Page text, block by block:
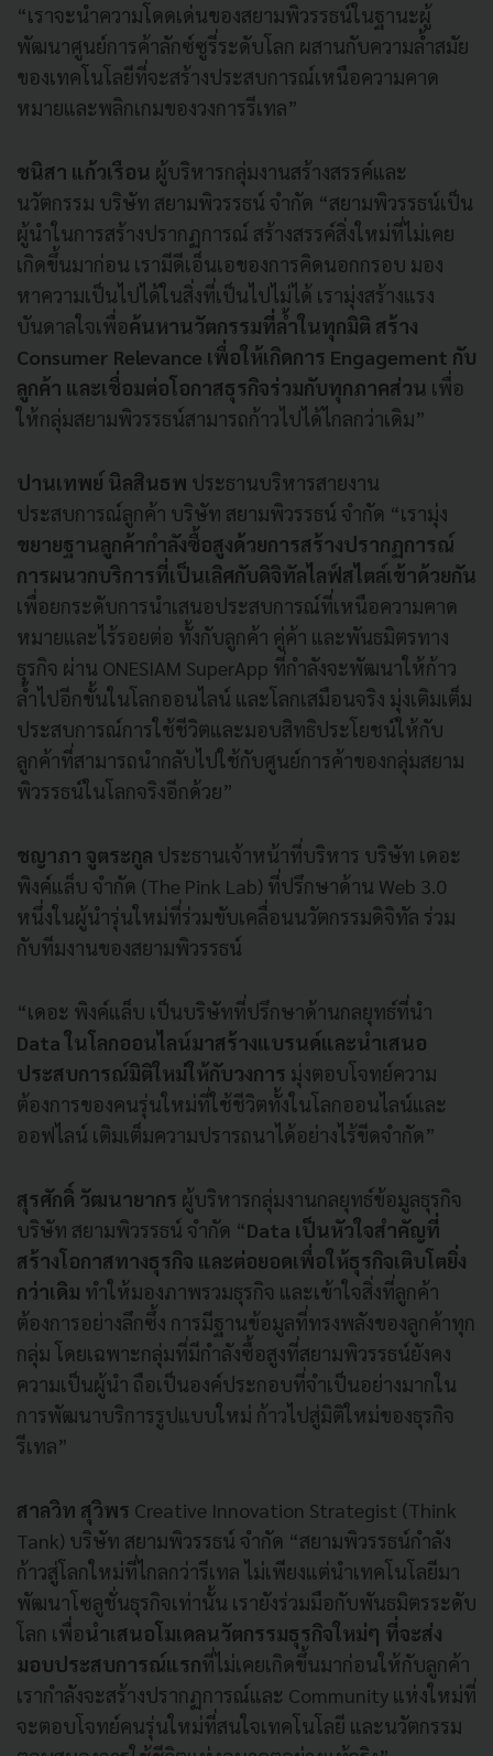
“เราจะนำความโดดเด่นของสยามพิวรรธน์ในฐานะผู้
พัฒนาศูนย์การค้าลักซ์ซูรี่ระดับโลก ผสานกับความล้ำสมัย
ของเทคโนโลยีที่จะสร้างประสบการณ์เหนือความคาด
หมายและพลิกเกมของวงการรีเทล”
ชนิสา แก้วเรือน ผู้บริหารกลุ่มงานสร้างสรรค์และ
นวัตกรรม บริษัท สยามพิวรรธน์ จำกัด “สยามพิวรรธน์เป็น
ผู้นำในการสร้างปรากฏการณ์ สร้างสรรค์สิ่งใหม่ที่ไม่เคย
เกิดขึ้นมาก่อน เรามีดีเอ็นเอของการคิดนอกกรอบ มอง
หาความเป็นไปได้ในสิ่งที่เป็นไปไม่ได้ เรามุ่งสร้างแรง
บันดาลใจเพื่อค้นหานวัตกรรมที่ล้ำในทุกมิติ สร้าง
Consumer Relevance เพื่อให้เกิดการ Engagement กับ
ลูกค้า และเชื่อมต่อโอกาสธุรกิจร่วมกับทุกภาคส่วน เพื่อ
ให้กลุ่มสยามพิวรรธน์สามารถก้าวไปได้ไกลกว่าเดิม”
ปานเทพย์ นิลสินธพ ประธานบริหารสายงาน
ประสบการณ์ลูกค้า บริษัท สยามพิวรรธน์ จำกัด “เรามุ่ง
ขยายฐานลูกค้ากำลังซื้อสูงด้วยการสร้างปรากฏการณ์
การผนวกบริการที่เป็นเลิศกับดิจิทัลไลฟ์สไตล์เข้าด้วยกัน
เพื่อยกระดับการนำเสนอประสบการณ์ที่เหนือความคาด
หมายและไร้รอยต่อ ทั้งกับลูกค้า คู่ค้า และพันธมิตรทาง
ธุรกิจ ผ่าน ONESIAM SuperApp ที่กำลังจะพัฒนาให้ก้าว
ล้ำไปอีกขั้นในโลกออนไลน์ และโลกเสมือนจริง มุ่งเติมเต็ม
ประสบการณ์การใช้ชีวิตและมอบสิทธิประโยชน์ให้กับ
ลูกค้าที่สามารถนำกลับไปใช้กับศูนย์การค้าของกลุ่มสยาม
พิวรรธน์ในโลกจริงอีกด้วย”
ชญาภา จูตระกูล ประธานเจ้าหน้าที่บริหาร บริษัท เดอะ
พิงค์แล็บ จำกัด (The Pink Lab) ที่ปรึกษาด้าน Web 3.0
หนึ่งในผู้นำรุ่นใหม่ที่ร่วมขับเคลื่อนนวัตกรรมดิจิทัล ร่วม
กับทีมงานของสยามพิวรรธน์
“เดอะ พิงค์แล็บ เป็นบริษัทที่ปรึกษาด้านกลยุทธ์ที่นำ
Data ในโลกออนไลน์มาสร้างแบรนด์และนำเสนอ
ประสบการณ์มิติใหม่ให้กับวงการ มุ่งตอบโจทย์ความ
ต้องการของคนรุ่นใหม่ที่ใช้ชีวิตทั้งในโลกออนไลน์และ
ออฟไลน์ เติมเต็มความปรารถนาได้อย่างไร้ขีดจำกัด”
สุรศักดิ์ วัฒนายากร ผู้บริหารกลุ่มงานกลยุทธ์ข้อมูลธุรกิจ
บริษัท สยามพิวรรธน์ จำกัด “Data เป็นหัวใจสำคัญที่
สร้างโอกาสทางธุรกิจ และต่อยอดเพื่อให้ธุรกิจเติบโตยิ่ง
กว่าเดิม ทำให้มองภาพรวมธุรกิจ และเข้าใจสิ่งที่ลูกค้า
ต้องการอย่างลึกซึ้ง การมีฐานข้อมูลที่ทรงพลังของลูกค้าทุก
กลุ่ม โดยเฉพาะกลุ่มที่มีกำลังซื้อสูงที่สยามพิวรรธน์ยังคง
ความเป็นผู้นำ ถือเป็นองค์ประกอบที่จำเป็นอย่างมากใน
การพัฒนาบริการรูปแบบใหม่ ก้าวไปสู่มิติใหม่ของธุรกิจ
รีเทล”
สาลวิท สุวิพร Creative Innovation Strategist (Think
Tank) บริษัท สยามพิวรรธน์ จำกัด “สยามพิวรรธน์กำลัง
ก้าวสู่โลกใหม่ที่ไกลกว่ารีเทล ไม่เพียงแต่นำเทคโนโลยีมา
พัฒนาโซลูชั่นธุรกิจเท่านั้น เรายังร่วมมือกับพันธมิตรระดับ
โลก เพื่อนำเสนอโมเดลนวัตกรรมธุรกิจใหม่ๆ ที่จะส่ง
มอบประสบการณ์แรกที่ไม่เคยเกิดขึ้นมาก่อนให้กับลูกค้า
เรากำลังจะสร้างปรากฏการณ์และ Community แห่งใหม่ที่
จะตอบโจทย์คนรุ่นใหม่ที่สนใจเทคโนโลยี และนวัตกรรม